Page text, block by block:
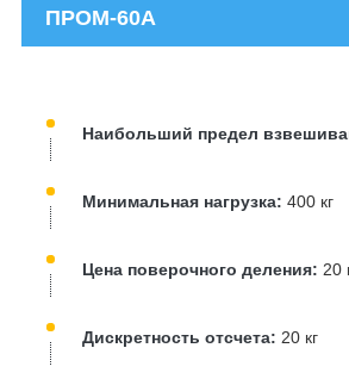
ПРОМ-60А
Наибольший предел
Минимальная нагрузка: 400 кг
Цена поверочного деления: 20
Дискретность отсчета: 20 кг